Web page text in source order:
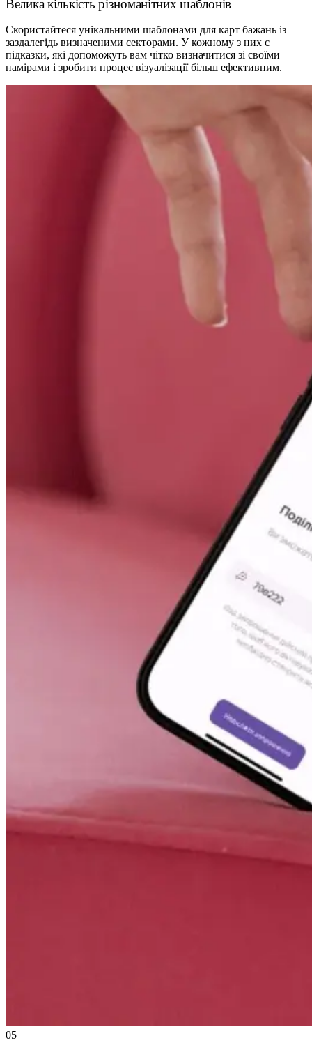
Велика кількість різноманітних шаблонів
Скористайтеся унікальними шаблонами для карт бажань із
заздалегідь визначеними секторами. У кожному з них є
підказки, які допоможуть вам чітко визначитися зі своїми
намірами і зробити процес візуалізації більш ефективним.
05